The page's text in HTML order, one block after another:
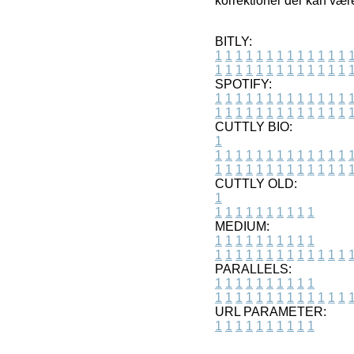
BITLY:
1 1 1 1 1 1 1 1 1 1 1 1 1 1
1 1 1 1 1 1 1 1 1 1 1 1 1 1
SPOTIFY:
1 1 1 1 1 1 1 1 1 1 1 1 1 1
1 1 1 1 1 1 1 1 1 1 1 1 1 1
CUTTLY BIO:
1
1 1 1 1 1 1 1 1 1 1 1 1 1 1
1 1 1 1 1 1 1 1 1 1 1 1 1 1
CUTTLY OLD:
1
1 1 1 1 1 1 1 1 1 1
MEDIUM:
1 1 1 1 1 1 1 1 1 1
1 1 1 1 1 1 1 1 1 1 1 1 1 1
PARALLELS:
1 1 1 1 1 1 1 1 1 1
1 1 1 1 1 1 1 1 1 1 1 1 1 1
URL PARAMETER:
1 1 1 1 1 1 1 1 1 1